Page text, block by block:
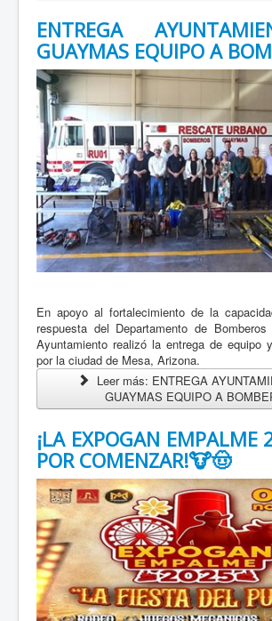
ENTREGA
GUAYMAS EQUIPO A
En apoyo al fortalecimiento de la
respuesta del Departamento de
Ayuntamiento realizó la entrega de equipo
por la ciudad de Mesa, Arizona.
Leer más: ENTREGA
GUAYMAS EQUIPO A
¡LA EXPOGAN EMPALME
POR COMENZAR!🐮🤠